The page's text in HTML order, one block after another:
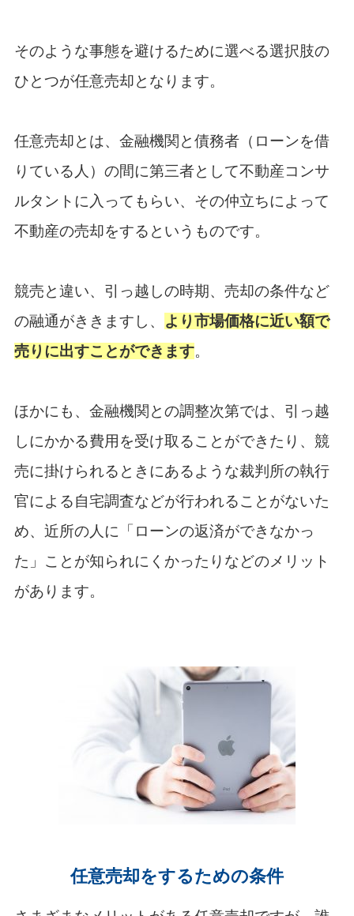
そのような事態を避けるために選べる選択肢の
ひとつが任意売却となります。
任意売却とは、金融機関と債務者（ローンを借
りている人）の間に第三者として不動産コンサ
ルタントに入ってもらい、その仲立ちによって
不動産の売却をするというものです。
競売と違い、引っ越しの時期、売却の条件など
の融通がききますし、 より市場価格に近い額で
売りに出すことができます。
ほかにも、金融機関との調整次第では、引っ越
しにかかる費用を受け取ることができたり、競
売に掛けられるときにあるような裁判所の執行
官による自宅調査などが行われることがないた
め、近所の人に「ローンの返済ができなかっ
た」ことが知られにくかったりなどのメリット
があります。
任意売却をするための条件